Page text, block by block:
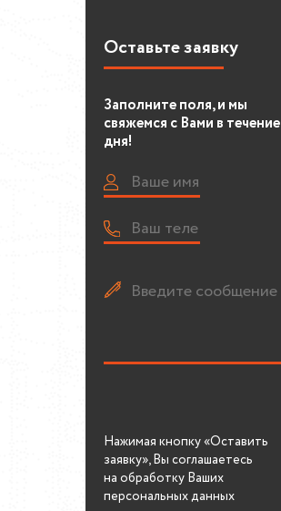
Оставьте заявку
Заполните поля, и мы
свяжемся с Вами в течение
дня!
Нажимая кнопку «Оставить
заявку», Вы соглашаетесь
на обработку Ваших
персональных данных